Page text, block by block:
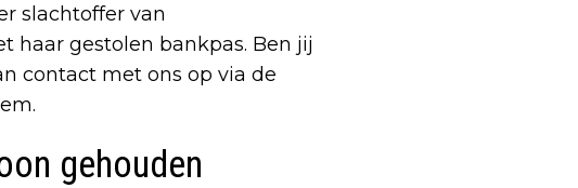
slachtoffer van
haar gestolen bankpas. Ben jij
contact met ons op via de
gehouden